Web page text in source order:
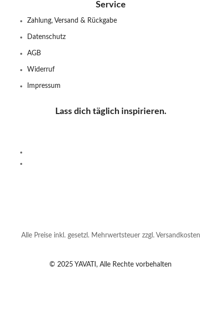
Service
Zahlung, Versand & Rückgabe
Datenschutz
AGB
Widerruf
Impressum
Lass dich täglich inspirieren.
Alle Preise inkl. gesetzl. Mehrwertsteuer zzgl. Versandkosten
© 2025 YAVATI, Alle Rechte vorbehalten